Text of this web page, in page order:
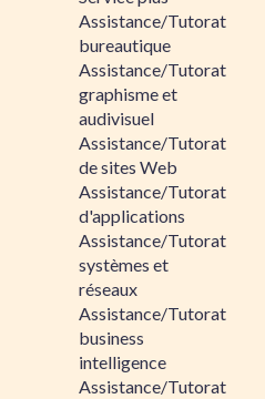
Assistance/Tutorat
bureautique
Assistance/Tutorat
graphisme et
audivisuel
Assistance/Tutorat
de sites Web
Assistance/Tutorat
d'applications
Assistance/Tutorat
systèmes et
réseaux
Assistance/Tutorat
business
intelligence
Assistance/Tutorat